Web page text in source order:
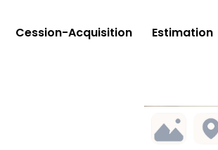
Cession-Acquisition Estimation